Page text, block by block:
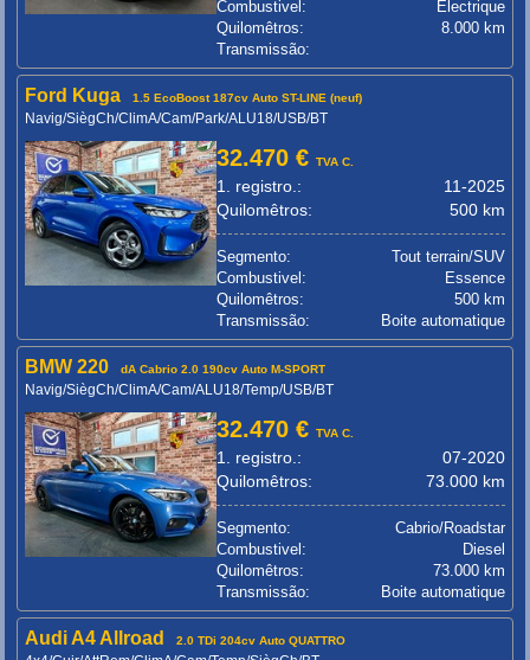
Combustivel:
Electrique
Quilomêtros:
8.000 km
Transmissão:
Ford Kuga 1.5 EcoBoost 187cv Auto ST-LINE (neuf)
Navig/SiègCh/ClimA/Cam/Park/ALU18/USB/BT
32.470 €TVA C.
1. registro.:
11-2025
Quilomêtros:
500 km
Segmento:
Tout terrain/SUV
Combustivel:
Essence
Quilomêtros:
500 km
Transmissão:
Boite automatique
BMW 220 dA Cabrio 2.0 190cv Auto M-SPORT
Navig/SiègCh/ClimA/Cam/ALU18/Temp/USB/BT
32.470 €TVA C.
1. registro.:
07-2020
Quilomêtros:
73.000 km
Segmento:
Cabrio/Roadstar
Combustivel:
Diesel
Quilomêtros:
73.000 km
Transmissão:
Boite automatique
Audi A4 Allroad 2.0 TDi 204cv Auto QUATTRO